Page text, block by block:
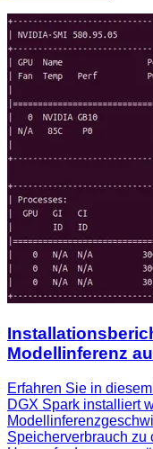
Modellinferenz
Erfahren Sie in
DGX Spark installiert
Speicherverbrauch zu